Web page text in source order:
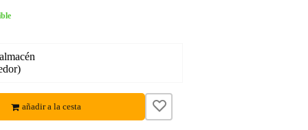
añadir a la cesta